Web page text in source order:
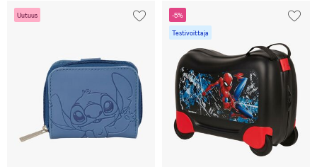
Uutuus -5%
Testivoittaja